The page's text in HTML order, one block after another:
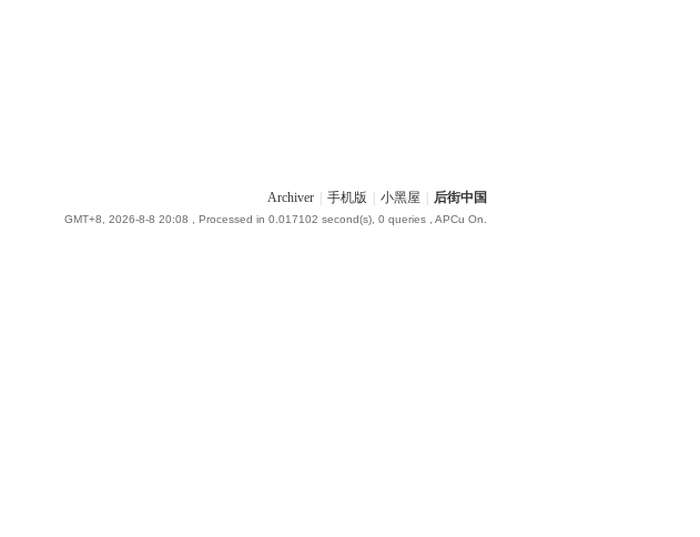
Archiver 手机版 小黑屋 后街中国
GMT+8, 2026-8-8 20:08 , Processed in 0.017102 second(s), 0 queries , APCu On.